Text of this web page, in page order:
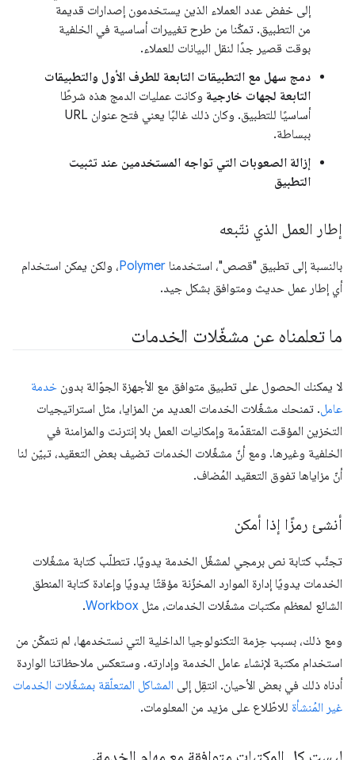
إلى خفض عدد العملاء الذين يستخدمون إصدارات قديمة
من التطبيق. تمكّنا من طرح تغييرات أساسية في الخلفية
بوقت قصير جدًا لنقل البيانات للعملاء.
دمج سهل مع التطبيقات التابعة للطرف الأول والتطبيقات
التابعة لجهات خارجية وكانت عمليات الدمج هذه شرطًا
أساسيًا للتطبيق. وكان ذلك غالبًا يعني فتح عنوان URL
ببساطة.
إزالة الصعوبات التي تواجه المستخدمين عند تثبيت
التطبيق
إطار العمل الذي نتّبعه
بالنسبة إلى تطبيق "قصص"، استخدمنا Polymer، ولكن يمكن استخدام
أي إطار عمل حديث ومتوافق بشكل جيد.
ما تعلمناه عن مشغّلات الخدمات
لا يمكنك الحصول على تطبيق متوافق مع الأجهزة الجوّالة بدون خدمة
عامل. تمنحك مشغّلات الخدمات العديد من المزايا، مثل استراتيجيات
التخزين المؤقت المتقدّمة وإمكانيات العمل بلا إنترنت والمزامنة في
الخلفية وغيرها. ومع أنّ مشغّلات الخدمات تضيف بعض التعقيد، تبيّن لنا
أنّ مزاياها تفوق التعقيد المُضاف.
أنشئ رمزًا إذا أمكن
تجنَّب كتابة نص برمجي لمشغّل الخدمة يدويًا. تتطلّب كتابة مشغّلات
الخدمات يدويًا إدارة الموارد المخزّنة مؤقتًا يدويًا وإعادة كتابة المنطق
الشائع لمعظم مكتبات مشغّلات الخدمات، مثل Workbox
.
ومع ذلك، بسبب حِزمة التكنولوجيا الداخلية التي نستخدمها، لم نتمكّن من
استخدام مكتبة لإنشاء عامل الخدمة وإدارته. وستعكس ملاحظاتنا الواردة
أدناه ذلك في بعض الأحيان. انتقِل إلى المشاكل المتعلّقة بمشغّلات الخدمات
غير المُنشأة للاطّلاع على مزيد من المعلومات.